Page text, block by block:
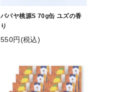
パパヤ桃源S 70g缶 ユズの香
り
550円(税込)